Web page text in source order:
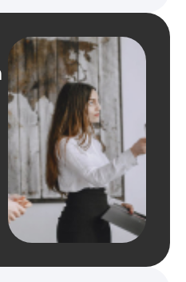
приложения,
поставили ссылки
все
литературные
источники.
Уникальность
читается
на одном дыхании.
Евгений
Иванович
Диссертация